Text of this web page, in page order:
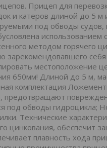
Прицеп для
и катеров длиной до 5 м
под обводы судов,
использованием
методом горячего
зарекомендовавшего
местоположение
650мм! Длиной до 5 м,
комплектация
предотвращают
под обводы гидроцикла;
Технические
цинкования, обеспечит
плавность хода